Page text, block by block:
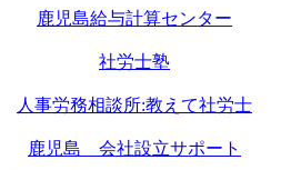
鹿児島給与計算センター
社労士塾
人事労務相談所:教えて社労士
鹿児島 会社設立サポート